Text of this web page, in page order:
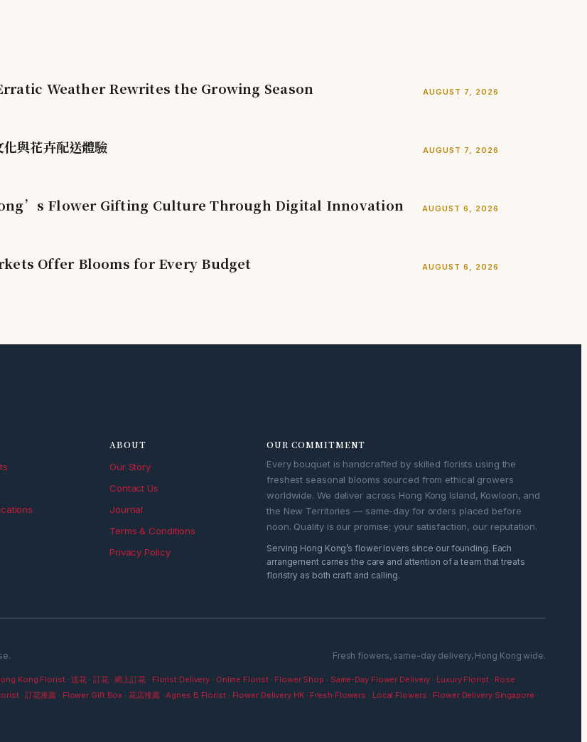
Weather Rewrites the Growing Season AUGUST 7, 2026
與花卉配送體驗 AUGUST 7, 2026
Flower Gifting Culture Through Digital Innovation AUGUST 6, 2026
Offer Blooms for Every Budget AUGUST 6, 2026
ABOUT
Our Story
Contact Us
Journal
Terms & Conditions
Privacy Policy
OUR COMMITMENT
Every bouquet is handcrafted by skilled florists using the
freshest seasonal blooms sourced from ethical growers
worldwide. We deliver across Hong Kong Island, Kowloon, and
the New Territories — same-day for orders placed before
noon. Quality is our promise; your satisfaction, our reputation.
Serving Hong Kong’s flower lovers since our founding. Each
arrangement carries the care and attention of a team that treats
floristry as both craft and calling.
Fresh flowers, same-day delivery, Hong Kong wide.
Kong Florist·送花 · 訂花·網上訂花 · Florist Delivery · Online Florist· Flower Shop · Same-Day Flower Delivery · Luxury Florist· Rose
·訂花推薦 · Flower Gift Box · 花店推薦 ·Agnes B Florist· Flower Delivery HK· Fresh Flowers · Local Flowers · Flower Delivery Singapore ·